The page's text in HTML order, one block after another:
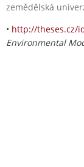
zemědělská
• http://theses.cz/
Environmental